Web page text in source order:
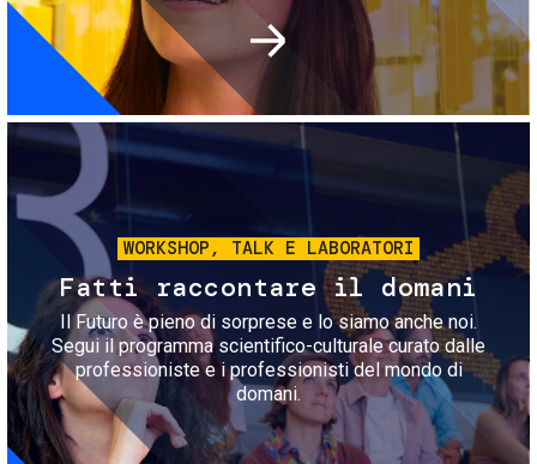
Immagine
WORKSHOP, TALK E LABORATORI
Fatti raccontare il domani
Il Futuro è pieno di sorprese e lo siamo anche noi.
Segui il programma scientifico-culturale curato dalle
professioniste e i professionisti del mondo di
domani.